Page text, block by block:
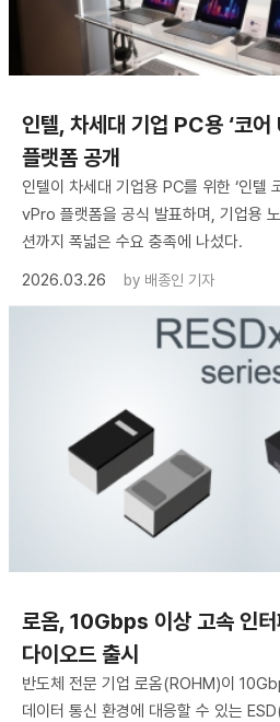
인텔, 차세대 기업 PC용 ‘코
플랫폼 공개
인텔이 차세대 기업용 PC를 위한 ‘인텔
vPro 플랫폼을 공식 발표하며, 기업용
션까지 폭넓은 수요 충족에 나섰다.
2026.03.26
by 배종인 기자
로옴, 10Gbps 이상 고속 인
다이오드 출시
반도체 전문 기업 로옴(ROHM)이
데이터 통신 환경에 대응할 수 있는